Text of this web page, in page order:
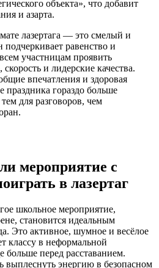
объекта», что добавит
и азарта.
лазертага — это смелый и
равенство и
участницам проявить
и лидерские качества.
впечатления и здоровая
праздника гораздо больше
для разговоров, чем
мероприятие с
в лазертаг
школьное мероприятие,
становится идеальным
Это активное, шумное и весёлое
классу в неформальной
больше перед расставанием.
выплеснуть энергию в безопасном